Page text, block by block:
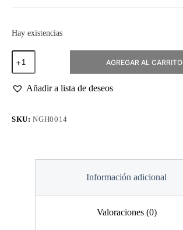
Hay existencias
Tijeras
para
Cutícula
KD.708
93mm
AGREGAR AL CARRITO
Añadir a lista de deseos
SKU:NGH0014
Información adicional
Valoraciones (0)